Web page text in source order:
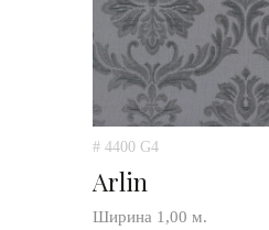
# 4400 G4
Arlin
Ширина 1,00 м.